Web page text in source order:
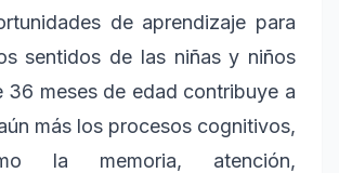
de aprendizaje para
sentidos de las niñas y niños
36 meses de edad contribuye a
más los procesos cognitivos,
la memoria, atención,